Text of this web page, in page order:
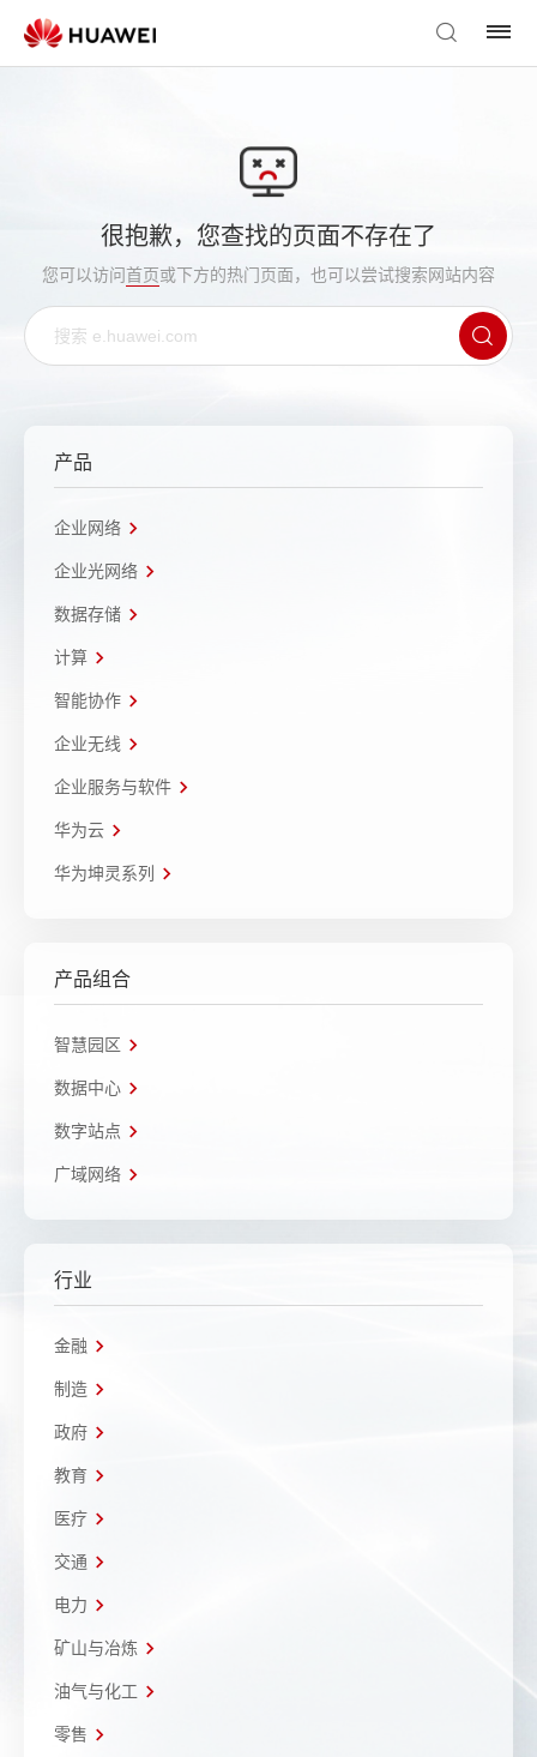
很抱歉，您查找的页面不存在了
您可以访问首页或下方的热门页面，也可以尝试搜索网站内容
产品
企业网络
企业光网络
数据存储
计算
智能协作
企业无线
企业服务与软件
华为云
华为坤灵系列
产品组合
智慧园区
数据中心
数字站点
广域网络
行业
金融
制造
政府
教育
医疗
交通
电力
矿山与冶炼
油气与化工
零售